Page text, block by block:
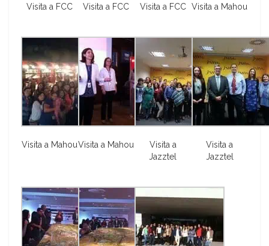
Visita a FCC Visita a FCC Visita a FCC Visita a Mahou
Visita a MahouVisita a Mahou
Visita a
Jazztel
Visita a
Jazztel